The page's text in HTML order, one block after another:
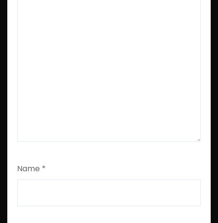
Name *